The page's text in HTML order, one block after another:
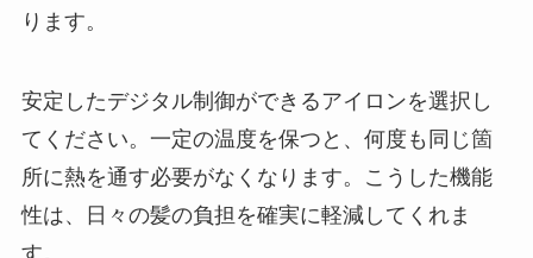
ります。
安定したデジタル制御ができるアイロンを選択し
てください。一定の温度を保つと、何度も同じ箇
所に熱を通す必要がなくなります。こうした機能
性は、日々の髪の負担を確実に軽減してくれま